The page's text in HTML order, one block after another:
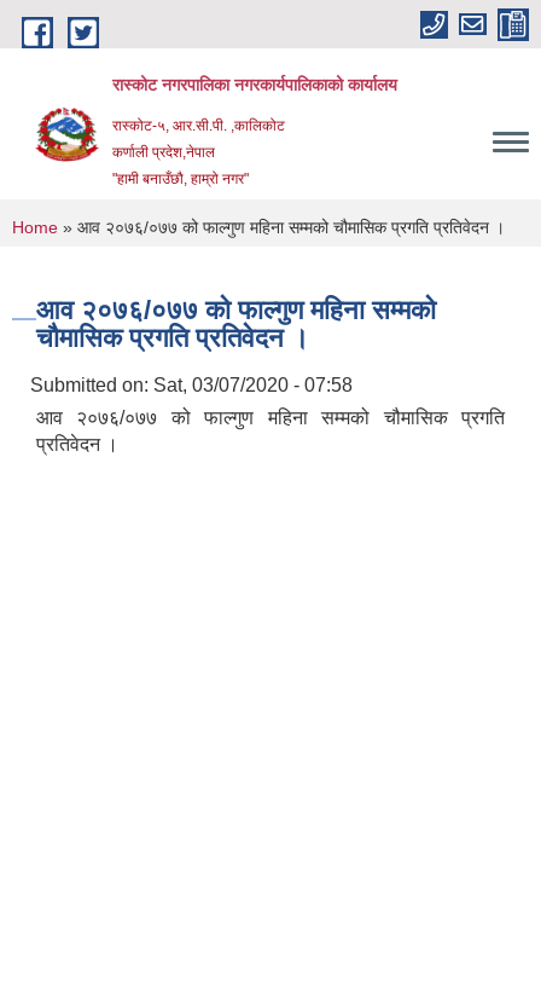
Skip to main content
रास्कोट नगरपालिका नगरकार्यपालिकाको कार्यालय
रास्कोट-५, आर.सी.पी. ,कालिकोट
कर्णाली प्रदेश,नेपाल
"हामी बनाउँछौ, हाम्रो नगर"
You are here
Home » आव २०७६/०७७ को फाल्गुण महिना सम्मको चौमासिक प्रगति प्रतिवेदन ।
आव २०७६/०७७ को फाल्गुण महिना सम्मको
चौमासिक प्रगति प्रतिवेदन ।
Submitted on: Sat, 03/07/2020 - 07:58
आव २०७६/०७७ को फाल्गुण महिना सम्मको चौमासिक प्रगति
प्रतिवेदन ।